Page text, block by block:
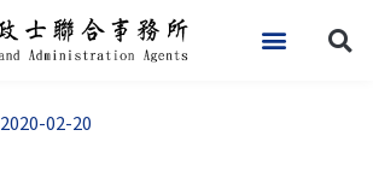
2020-02-20